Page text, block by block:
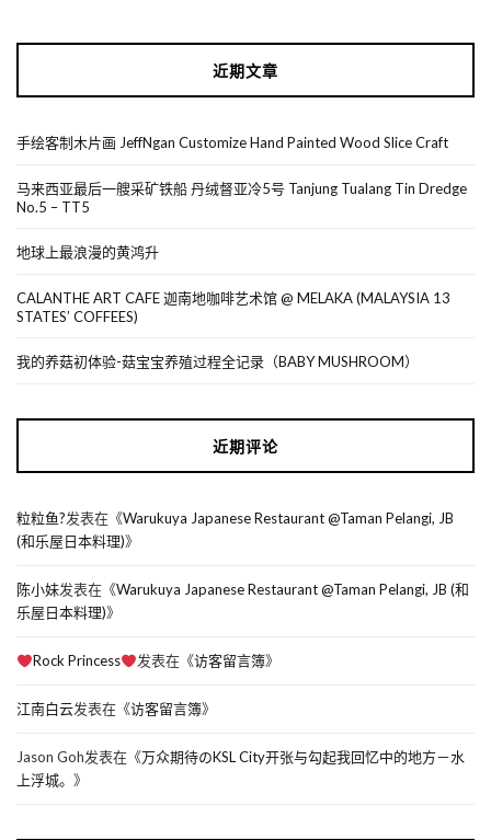
近期文章
手绘客制木片画 JeffNgan Customize Hand Painted Wood Slice Craft
马来西亚最后一艘采矿铁船 丹绒督亚冷5号 Tanjung Tualang Tin Dredge
No.5 – TT5
地球上最浪漫的黄鸿升
CALANTHE ART CAFE 迦南地咖啡艺术馆 @ MELAKA (MALAYSIA 13
STATES’ COFFEES)
我的养菇初体验-菇宝宝养殖过程全记录（BABY MUSHROOM）
近期评论
粒粒鱼?发表在《Warukuya Japanese Restaurant @Taman Pelangi, JB
(和乐屋日本料理)》
陈小妹发表在《Warukuya Japanese Restaurant @Taman Pelangi, JB (和
乐屋日本料理)》
Rock Princess 发表在《访客留言簿》
江南白云发表在《访客留言簿》
Jason Goh发表在《万众期待のKSL City开张与勾起我回忆中的地方－水
上浮城。 》